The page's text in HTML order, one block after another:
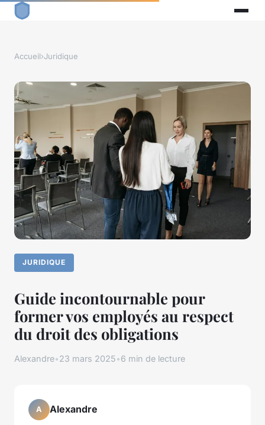
Accueil›Juridique
JURIDIQUE
Guide incontournable pour
former vos employés au respect
du droit des obligations
Alexandre•23 mars 2025•6 min de lecture
A Alexandre